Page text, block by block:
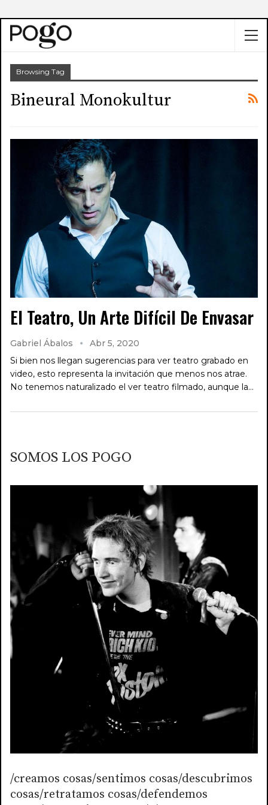
Browsing Tag
Bineural Monokultur
El Teatro, Un Arte Difícil De Envasar
Gabriel Ábalos
Abr 5, 2020
Si bien nos llegan sugerencias para ver teatro grabado en
video, esto representa la invitación que menos nos atrae.
No tenemos naturalizado el ver teatro filmado, aunque la…
SOMOS LOS POGO
/creamos cosas/sentimos cosas/descubrimos
cosas/retratamos cosas/defendemos